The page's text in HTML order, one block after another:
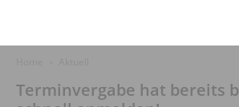
Terminvergabe hat bereits